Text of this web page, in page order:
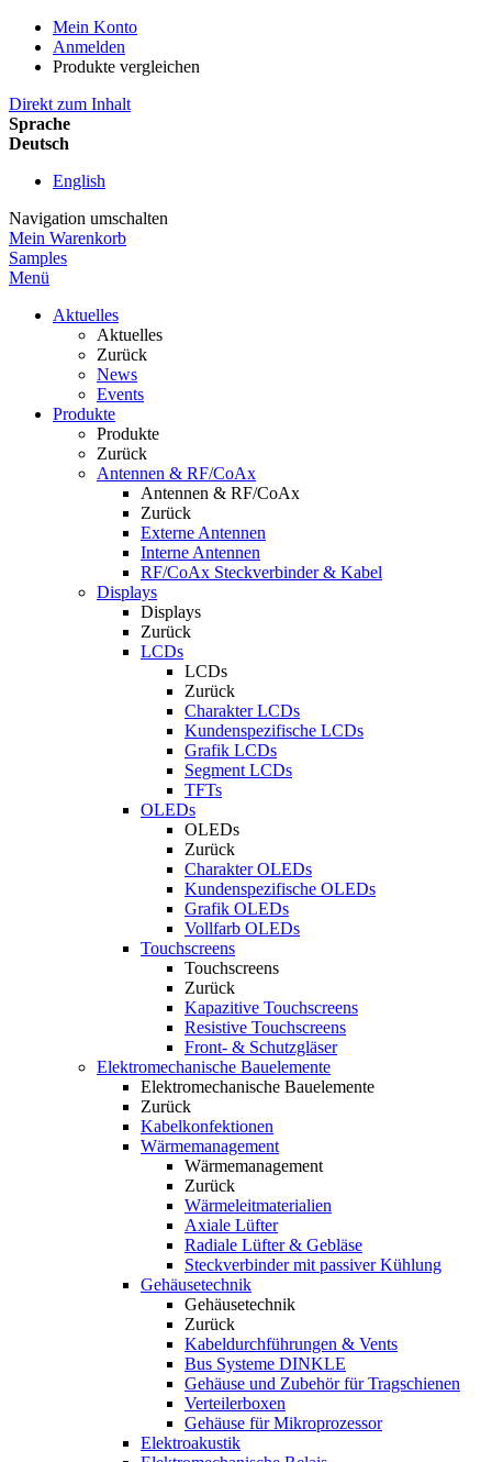
Mein Konto
Anmelden
Produkte vergleichen
Direkt zum Inhalt
Sprache
Deutsch
English
Navigation umschalten
Mein Warenkorb
Samples
Menü
Aktuelles
Aktuelles
Zurück
News
Events
Produkte
Produkte
Zurück
Antennen & RF/CoAx
Antennen & RF/CoAx
Zurück
Externe Antennen
Interne Antennen
RF/CoAx Steckverbinder & Kabel
Displays
Displays
Zurück
LCDs
LCDs
Zurück
Charakter LCDs
Kundenspezifische LCDs
Grafik LCDs
Segment LCDs
TFTs
OLEDs
OLEDs
Zurück
Charakter OLEDs
Kundenspezifische OLEDs
Grafik OLEDs
Vollfarb OLEDs
Touchscreens
Touchscreens
Zurück
Kapazitive Touchscreens
Resistive Touchscreens
Front- & Schutzgläser
Elektromechanische Bauelemente
Elektromechanische Bauelemente
Zurück
Kabelkonfektionen
Wärmemanagement
Wärmemanagement
Zurück
Wärmeleitmaterialien
Axiale Lüfter
Radiale Lüfter & Gebläse
Steckverbinder mit passiver Kühlung
Gehäusetechnik
Gehäusetechnik
Zurück
Kabeldurchführungen & Vents
Bus Systeme DINKLE
Gehäuse und Zubehör für Tragschienen
Verteilerboxen
Gehäuse für Mikroprozessor
Elektroakustik